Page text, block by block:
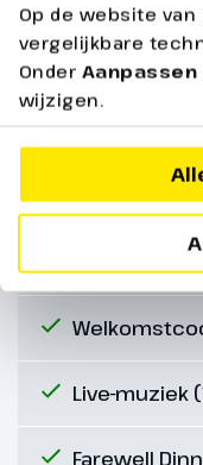
Op de website
vergelijkbare
Onder Aanpassen
wijzigen.
Altijd
Volpension
diner) vanaf
ontbijt
Live-muziek
Farewell